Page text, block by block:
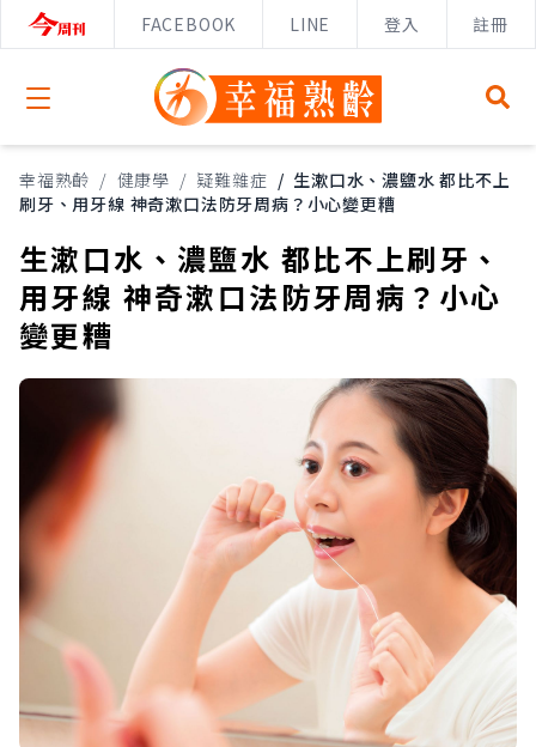
FACEBOOK LINE 登入 註冊
Open menu
幸福熟齡 / 健康學 / 疑難雜症 / 生漱口水、濃鹽水 都比不上
刷牙、用牙線 神奇漱口法防牙周病？小心變更糟
生漱口水、濃鹽水 都比不上刷牙、
用牙線 神奇漱口法防牙周病？小心
變更糟